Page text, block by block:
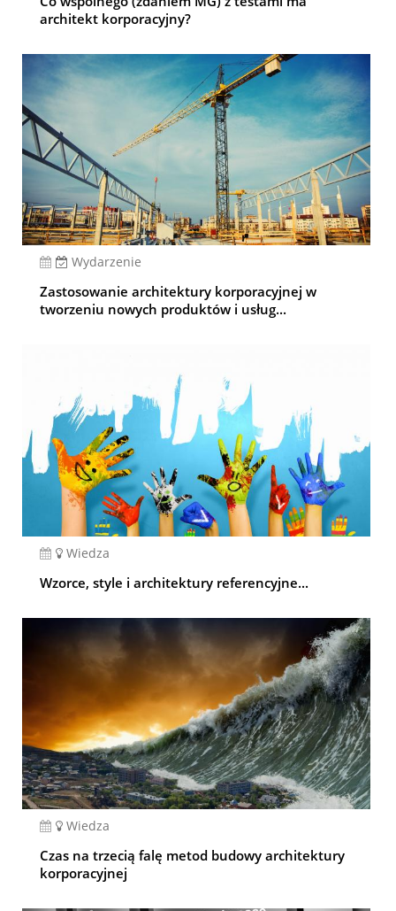
architekt korporacyjny?
Wydarzenie
Zastosowanie architektury korporacyjnej w
tworzeniu nowych produktów i usług...
Wiedza
Wzorce, style i architektury referencyjne...
Wiedza
Czas na trzecią falę metod budowy architektury
korporacyjnej